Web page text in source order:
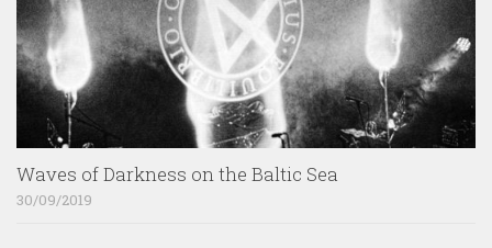
Waves of Darkness on the Baltic Sea
30/09/2019